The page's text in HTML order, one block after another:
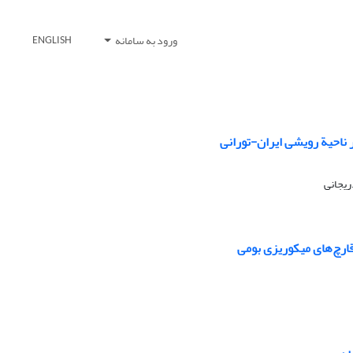
ورود به سامانه ENGLISH
رویشی ایران-تورانی